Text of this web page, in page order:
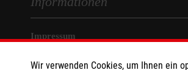
Impressum
Wir verwenden Cookies, um Ihnen ein